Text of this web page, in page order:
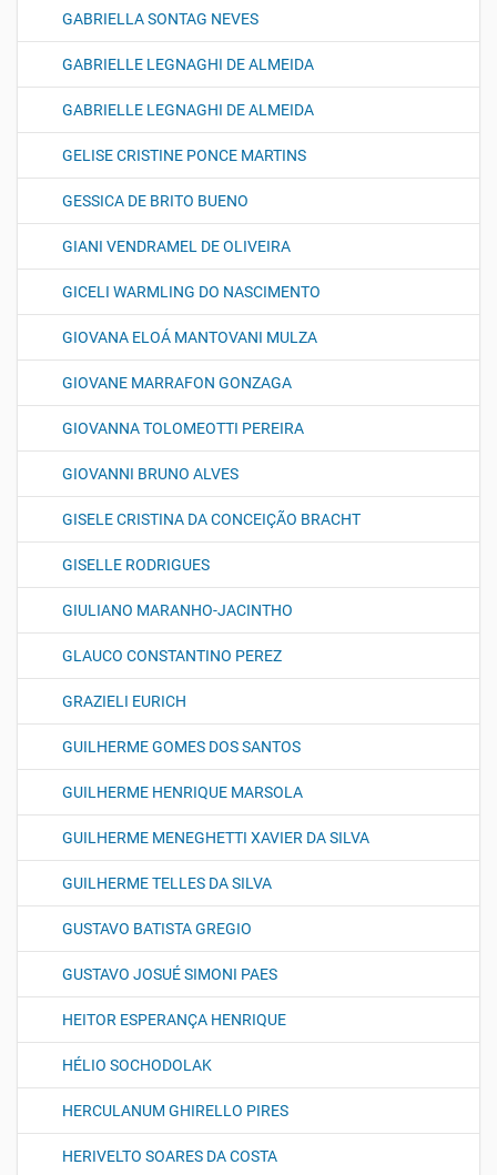
GABRIELLA SONTAG NEVES
GABRIELLE LEGNAGHI DE ALMEIDA
GABRIELLE LEGNAGHI DE ALMEIDA
GELISE CRISTINE PONCE MARTINS
GESSICA DE BRITO BUENO
GIANI VENDRAMEL DE OLIVEIRA
GICELI WARMLING DO NASCIMENTO
GIOVANA ELOÁ MANTOVANI MULZA
GIOVANE MARRAFON GONZAGA
GIOVANNA TOLOMEOTTI PEREIRA
GIOVANNI BRUNO ALVES
GISELE CRISTINA DA CONCEIÇÃO BRACHT
GISELLE RODRIGUES
GIULIANO MARANHO-JACINTHO
GLAUCO CONSTANTINO PEREZ
GRAZIELI EURICH
GUILHERME GOMES DOS SANTOS
GUILHERME HENRIQUE MARSOLA
GUILHERME MENEGHETTI XAVIER DA SILVA
GUILHERME TELLES DA SILVA
GUSTAVO BATISTA GREGIO
GUSTAVO JOSUÉ SIMONI PAES
HEITOR ESPERANÇA HENRIQUE
HÉLIO SOCHODOLAK
HERCULANUM GHIRELLO PIRES
HERIVELTO SOARES DA COSTA